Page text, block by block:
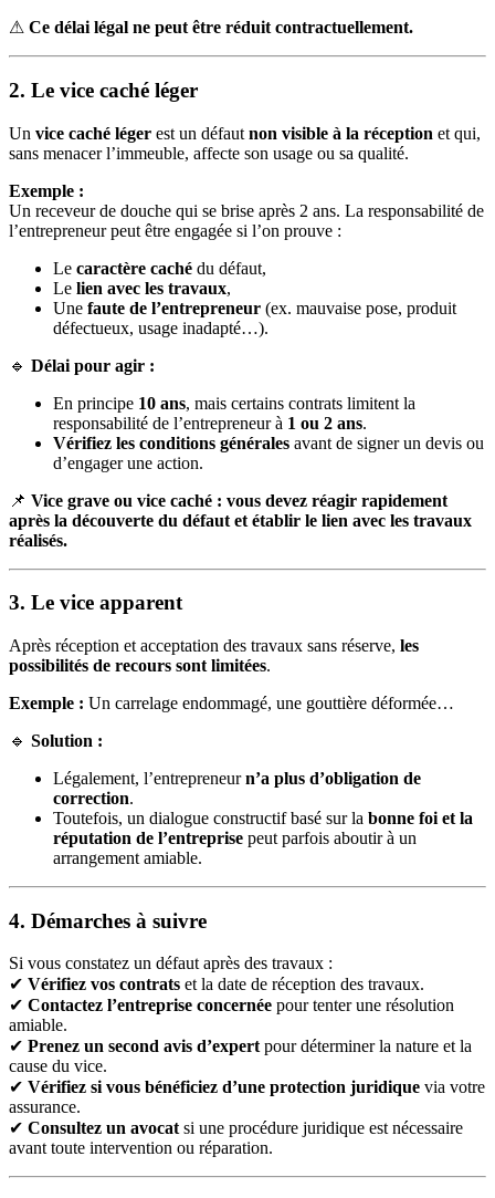
⚠ Ce délai légal ne peut être réduit contractuellement.
2. Le vice caché léger
Un vice caché léger est un défaut non visible à la réception et qui,
sans menacer l’immeuble, affecte son usage ou sa qualité.
Exemple :
Un receveur de douche qui se brise après 2 ans. La responsabilité de
l’entrepreneur peut être engagée si l’on prouve :
Le caractère caché du défaut,
Le lien avec les travaux,
Une faute de l’entrepreneur (ex. mauvaise pose, produit
défectueux, usage inadapté…).
🔹 Délai pour agir :
En principe 10 ans, mais certains contrats limitent la
responsabilité de l’entrepreneur à 1 ou 2 ans.
Vérifiez les conditions générales avant de signer un devis ou
d’engager une action.
📌 Vice grave ou vice caché : vous devez réagir rapidement
après la découverte du défaut et établir le lien avec les travaux
réalisés.
3. Le vice apparent
Après réception et acceptation des travaux sans réserve, les
possibilités de recours sont limitées.
Exemple : Un carrelage endommagé, une gouttière déformée…
🔹 Solution :
Légalement, l’entrepreneurn’a plus d’obligation de
correction.
Toutefois, un dialogue constructif basé sur la bonne foi et la
réputation de l’entreprise peut parfois aboutir à un
arrangement amiable.
4. Démarches à suivre
Si vous constatez un défaut après des travaux :
✔ Vérifiez vos contrats et la date de réception des travaux.
✔ Contactez l’entreprise concernée pour tenter une résolution
amiable.
✔ Prenez un second avis d’expertpour déterminer la nature et la
cause du vice.
✔ Vérifiez si vous bénéficiez d’une protection juridique via votre
assurance.
✔ Consultez un avocatsi une procédure juridique est nécessaire
avant toute intervention ou réparation.